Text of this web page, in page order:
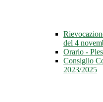
del 4
Orario -
Consiglio
2023/2025